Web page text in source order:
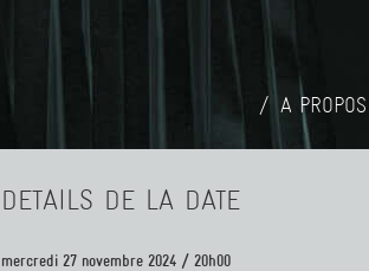
A PROPOS
DETAILS DE LA DATE
mercredi 27 novembre 2024 / 20h00